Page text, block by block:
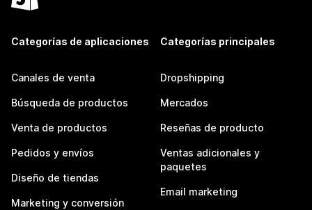
Categorías de aplicaciones
Canales de venta
Búsqueda de productos
Venta de productos
Pedidos y envíos
Diseño de tiendas
Marketing y conversión
Categorías principales
Dropshipping
Mercados
Reseñas de producto
Ventas adicionales y
paquetes
Email marketing